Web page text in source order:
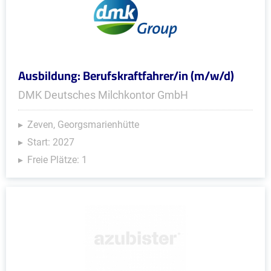
Ausbildung: Berufskraftfahrer/in (m/w/d)
DMK Deutsches Milchkontor GmbH
Zeven, Georgsmarienhütte
Start: 2027
Freie Plätze: 1